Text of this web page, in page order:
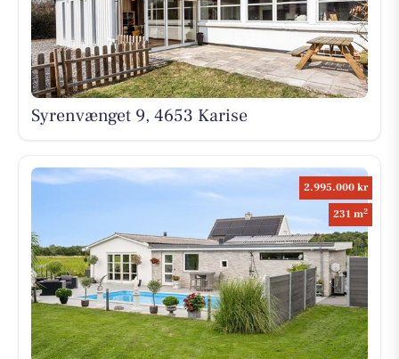
Syrenvænget 9, 4653 Karise
2.995.000 kr
231 m2